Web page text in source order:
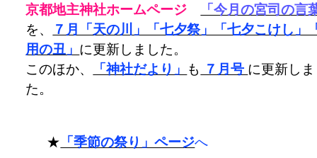
京都地主神社ホームページ
「今月の宮司の言
を、
７月「天の川」「七夕祭」「七夕こけし」
用の丑」 に更新しました。
このほか、
「神社だより」 も ７月号 に更新し
た。
★ 「季節の祭り」ページへ